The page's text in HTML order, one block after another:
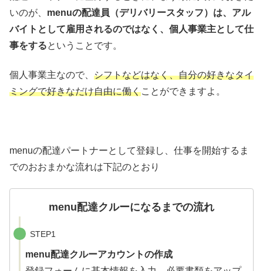
いのが、 menuの配達員（デリバリースタッフ）は、アル
バイトとして雇用されるのではなく、個人事業主として仕
事をするということです。
個人事業主なので、 シフトなどはなく、自分の好きなタイ
ミングで好きなだけ自由に働くことができますよ。
menuの配達パートナーとして登録し、仕事を開始するま
でのおおまかな流れは下記のとおり
menu配達クルーになるまでの流れ
STEP1
menu配達クルーアカウントの作成